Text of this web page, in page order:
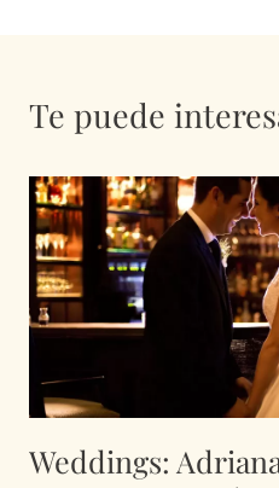
Te puede
Weddings: